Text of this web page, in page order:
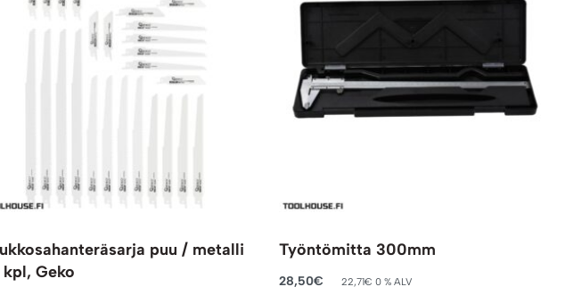
puu / metalli
Geko
Työntömitta 300mm
28,50€ 22,71€ 0 % ALV